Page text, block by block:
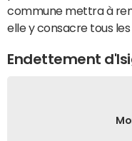
commune mettra à
elle y consacre tous
Endettement